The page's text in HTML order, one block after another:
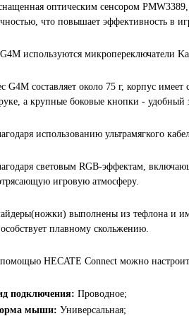
оптическим сенсором
что повышает эффективность в
используются микропереключатели
G4M составляет около 75 г, корпус
а крупные боковые кнопки - удобный
использованию ультрамягкого
световым RGB-эффектам,
игровую атмосферу.
выполнены из тефлона и
плавному скольжению.
HECATE Connect можно
подключения: Проводное;
мыши: Универсальная;